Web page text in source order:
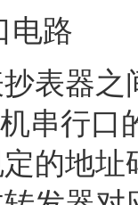
电路
器之
串行口
的地